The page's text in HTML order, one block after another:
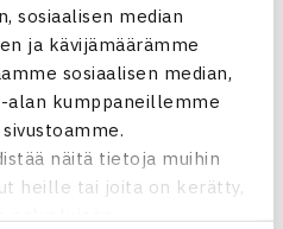
sosiaalisen median
ja kävijämäärämme
sosiaalisen median,
alan kumppaneillemme
näitä tietoja muihin
heille tai joita on kerätty,